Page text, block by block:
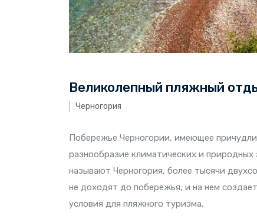
Великолепный пляжный
Черногория
Побережье Черногории, имеющее
разнообразие климатических и
называют Черногория, более тысячи
не доходят до побережья, и на нем
условия для пляжного туризма.